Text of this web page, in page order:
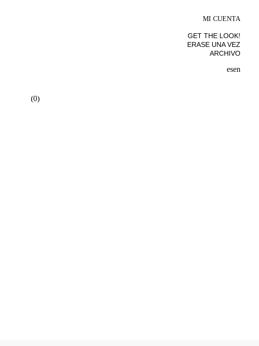
MI CUENTA
GET THE LOOK!
ERASE UNA VEZ
ARCHIVO
esen
(0)